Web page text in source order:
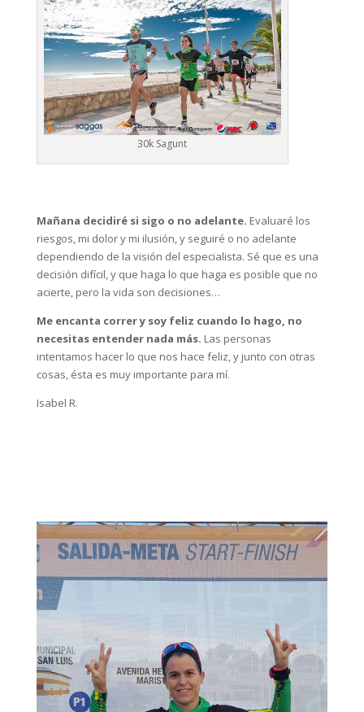
30k Sagunt
Mañana decidiré si sigo o no adelante. Evaluaré los
riesgos, mi dolor y mi ilusión, y seguiré o no adelante
dependiendo de la visión del especialista. Sé que es una
decisión difícil, y que haga lo que haga es posible que no
acierte, pero la vida son decisiones…
Me encanta correr y soy feliz cuando lo hago, no
necesitas entender nada más. Las personas
intentamos hacer lo que nos hace feliz, y junto con otras
cosas, ésta es muy importante para mí.
Isabel R.